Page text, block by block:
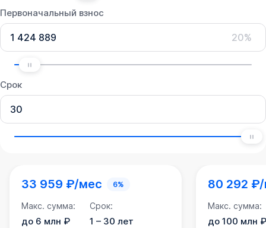
Первоначальный взнос
20%
Срок
33 959 ₽/мес 6%
Макс. сумма:
до 6 млн ₽
Срок:
1 – 30 лет
80 292
Макс. сумма:
до 100 млн ₽